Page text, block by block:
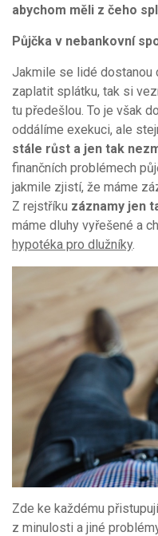
abychom měli z čeho
Půjčka v nebankovní
Jakmile se lidé dostanou
zaplatit splátku, tak si
tu předešlou. To je však
oddálíme exekuci, ale
stále růst a jen tak
finančních problémech
jakmile zjistí, že máme
Z rejstříku záznamy jen
máme dluhy vyřešené a
hypotéka pro dlužníky.
Zde ke každému
z minulosti a jiné